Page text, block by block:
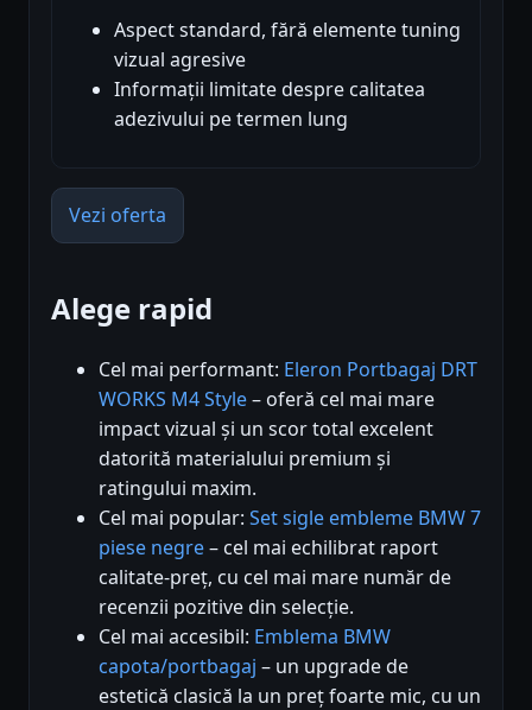
Aspect standard, fără elemente tuning
vizual agresive
Informații limitate despre calitatea
adezivului pe termen lung
Vezi oferta
Alege rapid
Cel mai performant: Eleron Portbagaj DRT
WORKS M4 Style– oferă cel mai mare
impact vizual și un scor total excelent
datorită materialului premium și
ratingului maxim.
Cel mai popular: Set sigle embleme BMW 7
piese negre– cel mai echilibrat raport
calitate-preț, cu cel mai mare număr de
recenzii pozitive din selecție.
Cel mai accesibil: Emblema BMW
capota/portbagaj – un upgrade de
estetică clasică la un preț foarte mic, cu un